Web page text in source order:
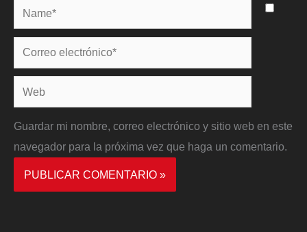
Name*
Correo
electrónico*
Web
Guardar mi nombre, correo electrónico y sitio web en este
navegador para la próxima vez que haga un comentario.